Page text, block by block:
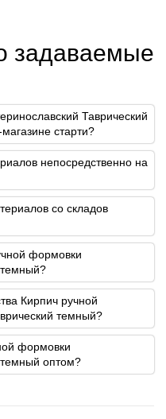
задаваемые
Таврический
старти?
непосредственно на
со складов
формовки
темный?
Кирпич ручной
темный?
формовки
темный оптом?